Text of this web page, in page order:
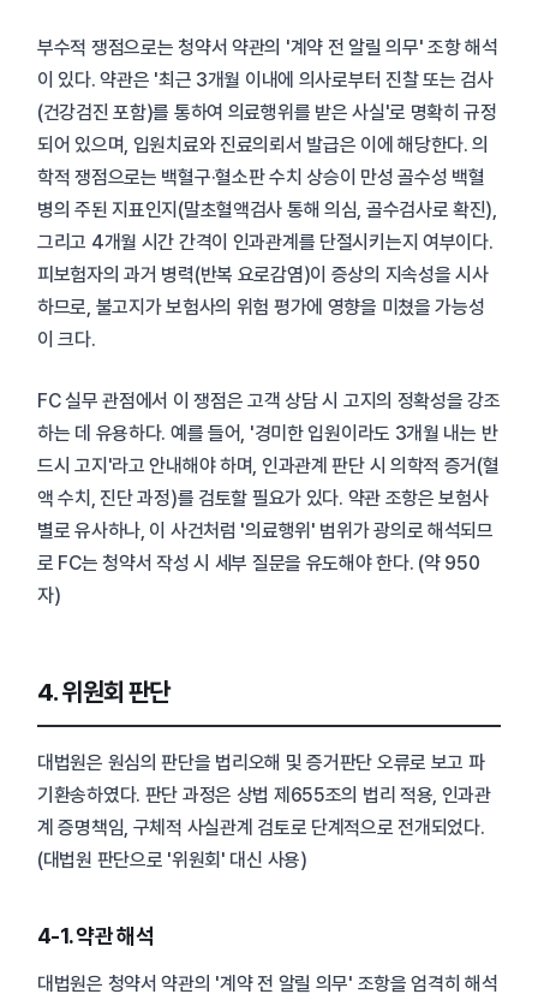
부수적 쟁점으로는 청약서 약관의 '계약 전 알릴 의무' 조항 해석
이 있다. 약관은 '최근 3개월 이내에 의사로부터 진찰 또는 검사
(건강검진 포함)를 통하여 의료행위를 받은 사실'로 명확히 규정
되어 있으며, 입원치료와 진료의뢰서 발급은 이에 해당한다. 의
학적 쟁점으로는 백혈구·혈소판 수치 상승이 만성 골수성 백혈
병의 주된 지표인지(말초혈액검사 통해 의심, 골수검사로 확진),
그리고 4개월 시간 간격이 인과관계를 단절시키는지 여부이다.
피보험자의 과거 병력(반복 요로감염)이 증상의 지속성을 시사
하므로, 불고지가 보험사의 위험 평가에 영향을 미쳤을 가능성
이 크다.
FC 실무 관점에서 이 쟁점은 고객 상담 시 고지의 정확성을 강조
하는 데 유용하다. 예를 들어, '경미한 입원이라도 3개월 내는 반
드시 고지'라고 안내해야 하며, 인과관계 판단 시 의학적 증거(혈
액 수치, 진단 과정)를 검토할 필요가 있다. 약관 조항은 보험사
별로 유사하나, 이 사건처럼 '의료행위' 범위가 광의로 해석되므
로 FC는 청약서 작성 시 세부 질문을 유도해야 한다. (약 950
자)
4. 위원회 판단
대법원은 원심의 판단을 법리오해 및 증거판단 오류로 보고 파
기환송하였다. 판단 과정은 상법 제655조의 법리 적용, 인과관
계 증명책임, 구체적 사실관계 검토로 단계적으로 전개되었다.
(대법원 판단으로 '위원회' 대신 사용)
4-1. 약관 해석
대법원은 청약서 약관의 '계약 전 알릴 의무' 조항을 엄격히 해석